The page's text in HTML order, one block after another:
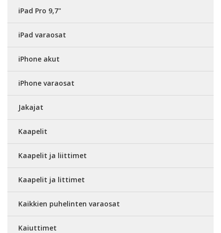
iPad Pro 9,7"
iPad varaosat
iPhone akut
iPhone varaosat
Jakajat
Kaapelit
Kaapelit ja liittimet
Kaapelit ja littimet
Kaikkien puhelinten varaosat
Kaiuttimet